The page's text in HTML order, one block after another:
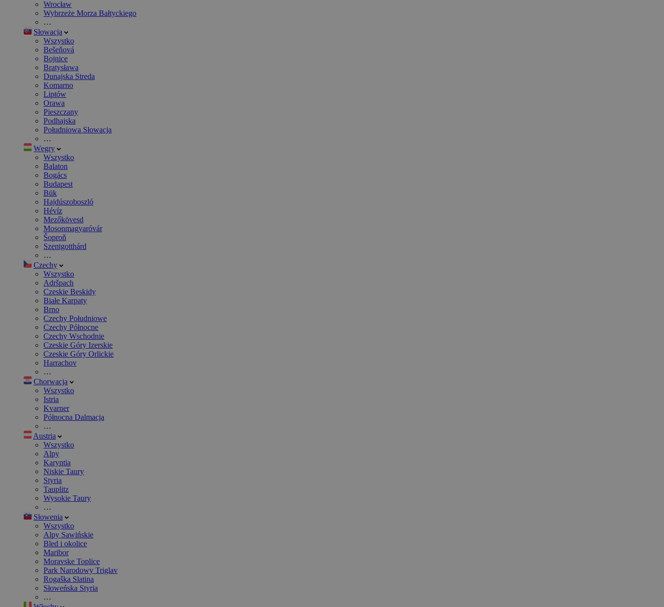
Wrocław
Wybrzeże Morza Bałtyckiego
…
Słowacja
Wszystko
Bešeňová
Bojnice
Bratysława
Dunajska Streda
Komarno
Liptów
Orawa
Pieszczany
Podhajska
Południowa Słowacja
…
Węgry
Wszystko
Balaton
Bogács
Budapest
Bük
Hajdúszoboszló
Hévíz
Mezőkövesd
Mosonmagyaróvár
Šoproň
Szentgotthárd
…
Czechy
Wszystko
Adršpach
Czeskie Beskidy
Białe Karpaty
Brno
Czechy Południowe
Czechy Północne
Czechy Wschodnie
Czeskie Góry Izerskie
Czeskie Góry Orlickie
Harrachov
…
Chorwacja
Wszystko
Istria
Kvarner
Północna Dalmacja
…
Austria
Wszystko
Alpy
Karyntia
Niskie Taury
Styria
Tauplitz
Wysokie Taury
…
Słowenia
Wszystko
Alpy Sawińskie
Bled i okolice
Maribor
Moravske Toplice
Park Narodowy Triglav
Rogaška Slatina
Słoweńska Styria
…